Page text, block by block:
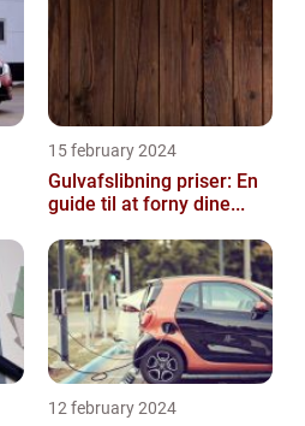
15 february 2024
Gulvafslibning priser: En
guide til at forny dine...
12 february 2024